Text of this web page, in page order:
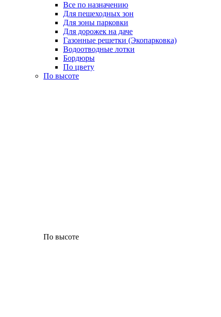
Все по назначению
Для пешеходных зон
Для зоны парковки
Для дорожек на даче
Газонные решетки (Экопарковка)
Водоотводные лотки
Бордюры
По цвету
По высоте
По высоте